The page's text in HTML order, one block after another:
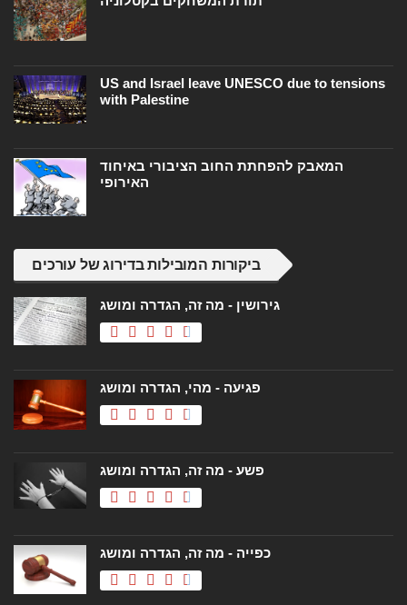
US and Israel leave UNESCO due to tensions
with Palestine
המאבק להפחתת החוב הציבורי באיחוד
האירופי
ביקורות המובילות בדירוג של עורכים
גירושין - מה זה, הגדרה ומושג
פגיעה - מהי, הגדרה ומושג
פשע - מה זה, הגדרה ומושג
כפייה - מה זה, הגדרה ומושג